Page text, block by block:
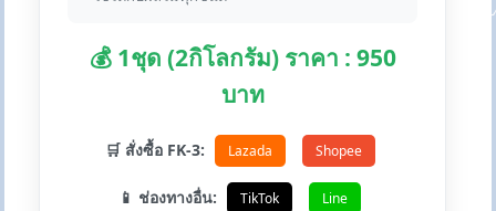
💰 1ชุด (2กิโลกรัม) ราคา : 950
บาท
🛒 สั่งซื้อ FK-3: Lazada Shopee
📱 ช่องทางอื่น: TikTok Line